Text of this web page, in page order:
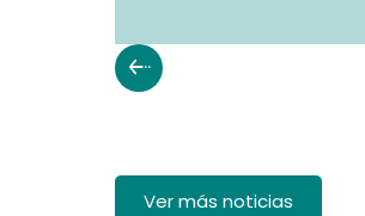
Ver más noticias